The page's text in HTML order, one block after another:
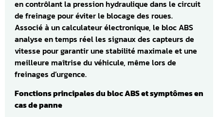
en contrôlant la pression hydraulique dans le circuit
de freinage pour éviter le blocage des roues.
Associé à un calculateur électronique, le bloc ABS
analyse en temps réel les signaux des capteurs de
vitesse pour garantir une stabilité maximale et une
meilleure maîtrise du véhicule, même lors de
freinages d’urgence.
Fonctions principales du bloc ABS et symptômes en
cas de panne